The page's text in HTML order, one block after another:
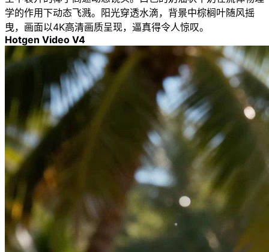
学的作用下动态飞溅。阳光穿透水滴，背景中棕榈叶随风摇
曳，画面以4K高清画质呈现，逼真得令人惊叹。
Hotgen Video V4